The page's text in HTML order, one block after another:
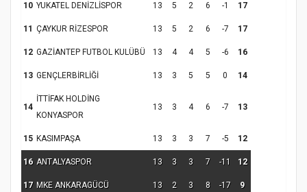
10 YUKATEL DENİZLİSPOR 13 5 2 6 -1 17
11 ÇAYKUR RİZESPOR 13 5 2 6 -7 17
12 GAZİANTEP FUTBOL KULÜBÜ 13 4 4 5 -6 16
13 GENÇLERBİRLİĞİ 13 3 5 5 0 14
14
İTTİFAK HOLDİNG
KONYASPOR
13 3 4 6 -7 13
15 KASIMPAŞA 13 3 3 7 -5 12
16 ANTALYASPOR 13 3 3 7 -11 12
17 MKE ANKARAGÜCÜ 13 2 3 8 -17 9